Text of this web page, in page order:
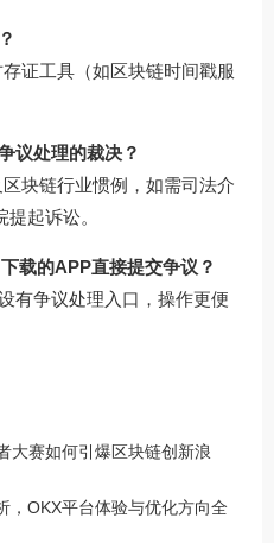
证工具（如区块链时间戳服
议处理的裁决？
块链行业惯例，如需司法介
起诉讼。
载的APP直接提交争议？
有争议处理入口，操作更便
大赛如何引爆区块链创新浪
，OKX平台体验与优化方向全